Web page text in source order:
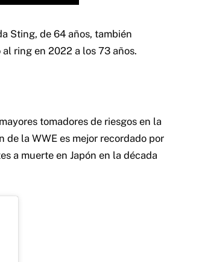
Sting, de 64 años, también
ring en 2022 a los 73 años.
tomadores de riesgos en la
la WWE es mejor recordado por
a muerte en Japón en la década